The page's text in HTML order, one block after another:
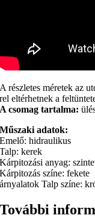
A részletes méretek az
rel eltérhetnek a
A csomag tartalma:
Műszaki adatok:
Emelő: hidraulikus
Talp: kerek
Kárpitozási anyag:
Kárpitozás színe: fekete
árnyalatok Talp színe:
További